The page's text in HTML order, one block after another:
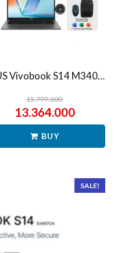
ASUS Vivobook S14 M3407HA Ryzen 7 260 1TB SSD 16GB WUXGA IPS Win11+OHS
15.799.000
13.364.000
BUY
SALE!